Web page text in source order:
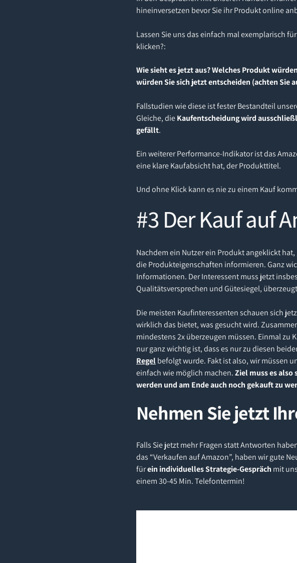
hineinversetzen bevor Sie ihr Produkt online
Lassen Sie uns das einfach mal exemplarisch
klicken?:
Wie sieht es jetzt aus? Welches Produkt
würden Sie sich jetzt entscheiden (achten Sie
Fallstudien wie diese ist fester Bestandteil
Gleiche, dieKaufentscheidung wird
gefällt.
Ein weiterer Performance-Indikator ist das
eine klare Kaufabsicht hat, der Produkttitel.
Und ohne Klick kann es nie zu einem Kauf
#3 Der Kauf auf
Nachdem ein Nutzer ein Produkt angeklickt
die Produkteigenschaften informieren. Ganz
Informationen. Der Interessent muss jetzt
Qualitätsversprechen und Gütesiegel,
Die meisten Kaufinteressenten schauen sich
wirklich das bietet, was gesucht wird.
mindestens 2x überzeugen müssen. Einmal zu
nur ganz wichtig ist, dass es nur zu diesen
Regelbefolgt wurde. Fakt ist also, wir müssen
einfach wie möglich machen.Ziel muss es
werden und am Ende auch noch gekauft zu
Nehmen Sie jetzt
Falls Sie jetzt mehr Fragen statt Antworten
das “Verkaufen auf Amazon”, haben wir gute
fürein individuelles Strategie-Gespräch mit
einem 30-45 Min. Telefontermin!